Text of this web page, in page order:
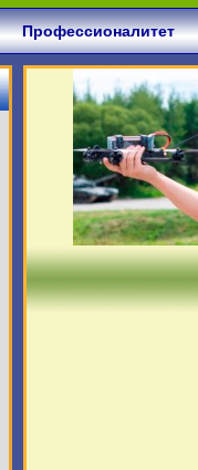
Профессионалитет